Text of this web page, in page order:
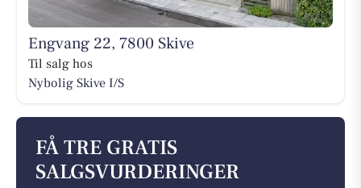
Engvang 22, 7800 Skive
Til salg hos
Nybolig Skive I/S
FÅ TRE GRATIS
SALGSVURDERINGER